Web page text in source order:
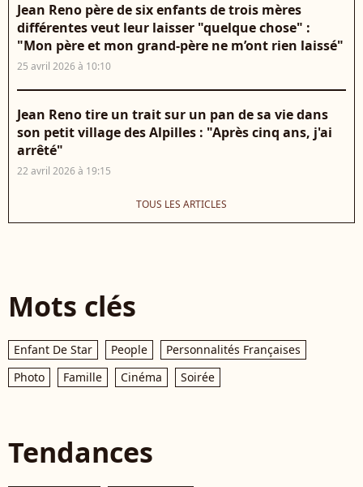
Jean Reno père de six enfants de trois mères
différentes veut leur laisser "quelque chose" :
"Mon père et mon grand-père ne m’ont rien laissé"
25 avril 2026 à 10:10
Jean Reno tire un trait sur un pan de sa vie dans
son petit village des Alpilles : "Après cinq ans, j'ai
arrêté"
22 avril 2026 à 19:15
TOUS LES ARTICLES
Mots clés
Enfant De Star People
Personnalités Françaises
Photo
Famille Cinéma Soirée
Tendances